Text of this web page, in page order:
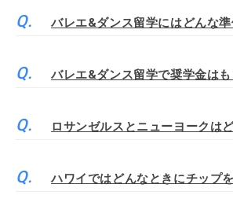
バレエ&ダンス留学にはどんな準
バレエ&ダンス留学で奨学金はも
ロサンゼルスとニューヨークは
ハワイではどんなときにチップ